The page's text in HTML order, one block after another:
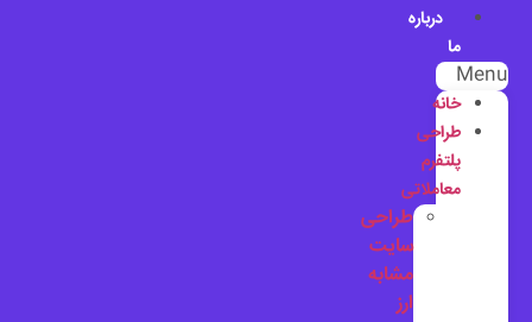
درباره
ما
Menu
خانه
طراحی
پلتفرم
معاملاتی
طراحی
سایت
مشابه
ارز